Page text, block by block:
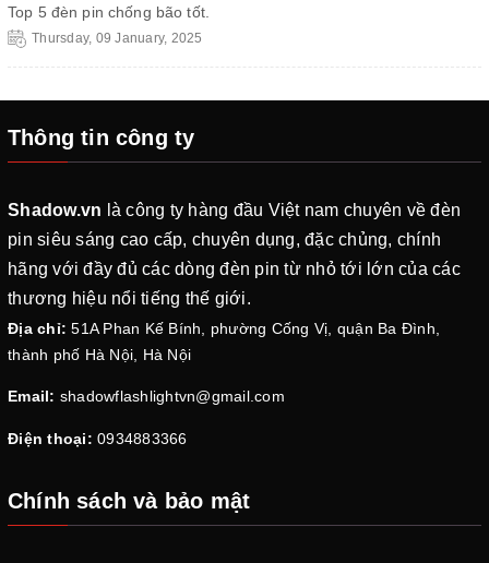
Top 5 đèn pin chống bão tốt.
Thursday, 09 January, 2025
Thông tin công ty
Shadow.vn là công ty hàng đầu Việt nam chuyên về đèn
pin siêu sáng cao cấp, chuyên dụng, đặc chủng, chính
hãng với đầy đủ các dòng đèn pin từ nhỏ tới lớn của các
thương hiệu nổi tiếng thế giới.
Địa chỉ: 51A Phan Kế Bính, phường Cống Vị, quận Ba Đình,
thành phố Hà Nội, Hà Nội
Email: shadowflashlightvn@gmail.com
Điện thoại: 0934883366
Chính sách và bảo mật